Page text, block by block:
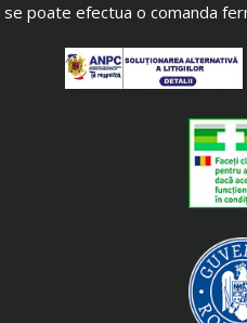
se poate efectua o comanda